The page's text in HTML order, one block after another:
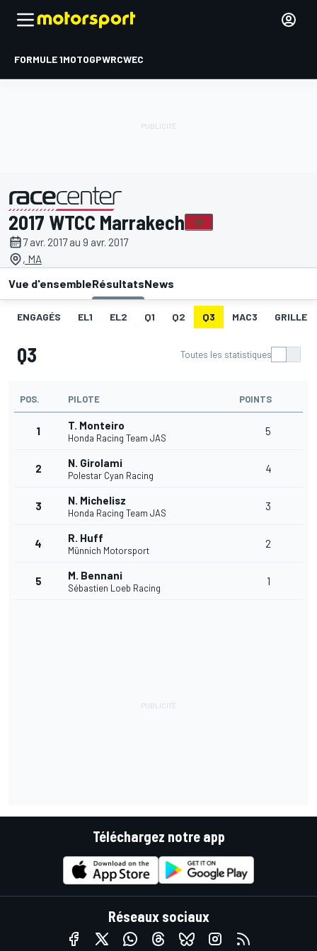
FORMULE 1MOTOGPWRCWEC
présenté par
2017 WTCC Marrakech
7 avr. 2017 au 9 avr. 2017
, MA
Vue d'ensembleRésultatsNews
ENGAGÉS EL1 EL2 Q1 Q2 Q3 MAC3 GRILLE
Q3 Toutes les statistiques
POS. PILOTE POINTS
1 T. Monteiro
Honda Racing Team JAS
5
2 N. Girolami
Polestar Cyan Racing
4
3 N. Michelisz
Honda Racing Team JAS
3
4 R. Huff
Münnich Motorsport
2
5 M. Bennani
Sébastien Loeb Racing
1
Téléchargez notre app
Réseaux sociaux